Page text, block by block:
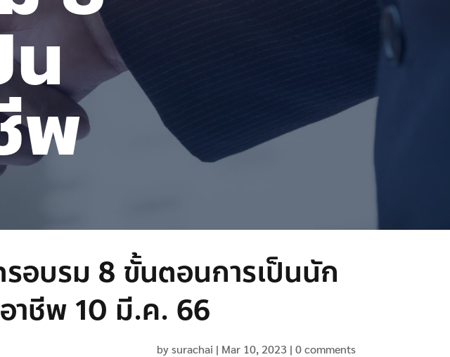
น
พ
อบรม 8 ขั้นตอนการเป็นนัก
าชีพ 10 มี.ค. 66
bysurachai | Mar 10, 2023 | 0 comments